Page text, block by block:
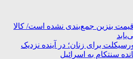
بنزین جمع‌بندی نشده است/ کالا
برای زنان؛ در آینده نزدیک
سنتکام به اسرائیل